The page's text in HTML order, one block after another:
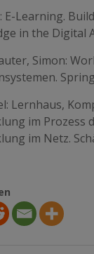
E-Learning.
in the Digital
Simon:
Lernhaus,
im Prozess
im Netz.